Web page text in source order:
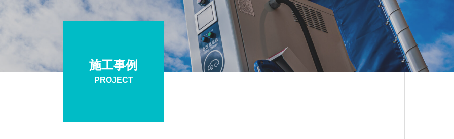
施工事例
PROJECT